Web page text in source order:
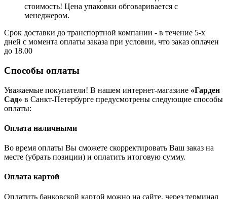
стоимость! Цена упаковки обговаривается с
менеджером.
Срок доставки до транспортной компании - в течение 5-х
дней с момента оплаты заказа при условии, что заказ оплачен
до 18.00
Способы оплаты
Уважаемые покупатели! В нашем интернет-магазине «Гарден
Сад» в Санкт-Петербурге предусмотрены следующие способы
оплаты:
Оплата наличными
Во время оплаты Вы сможете скорректировать Ваш заказ на
месте (убрать позиции) и оплатить итоговую сумму.
Оплата картой
Оплатить банковской картой можно на сайте, через терминал